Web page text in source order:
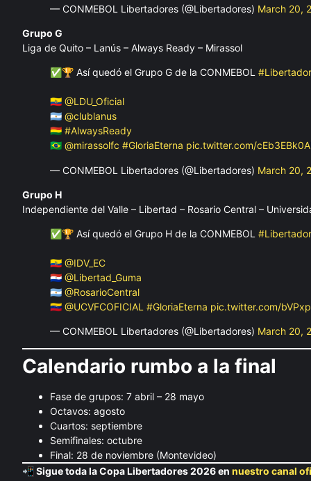
— CONMEBOL Libertadores (@Libertadores) March 20,
Grupo G
Liga de Quito – Lanús – Always Ready – Mirassol
✅🏆 Así quedó el Grupo G de la CONMEBOL
🇪🇨 @LDU_Oficial
🇦🇷 @clublanus
🇧🇴 #AlwaysReady
🇧🇷 @mirassolfc #GloriaEterna pic.twitter.com/
— CONMEBOL Libertadores (@Libertadores) March 20,
Grupo H
Independiente del Valle – Libertad – Rosario Central –
✅🏆 Así quedó el Grupo H de la CONMEBOL
🇪🇨 @IDV_EC
🇵🇾 @Libertad_Guma
🇦🇷 @RosarioCentral
🇻🇪 @UCVFCOFICIAL #GloriaEterna pic.twitter.com/
— CONMEBOL Libertadores (@Libertadores) March 20,
Calendario rumbo a la final
Fase de grupos: 7 abril – 28 mayo
Octavos: agosto
Cuartos: septiembre
Semifinales: octubre
Final: 28 de noviembre (Montevideo)
📲 Sigue toda la Copa Libertadores 2026 en nuestro canal